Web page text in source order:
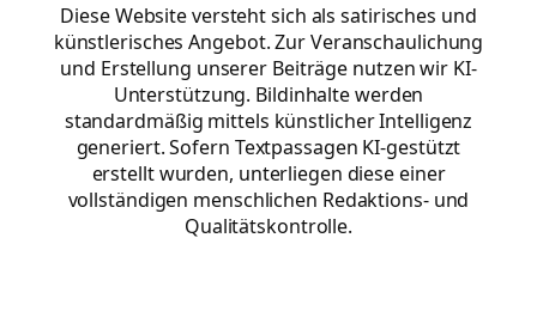
Diese Website versteht sich als satirisches und
künstlerisches Angebot. Zur Veranschaulichung
und Erstellung unserer Beiträge nutzen wir KI-
Unterstützung. Bildinhalte werden
standardmäßig mittels künstlicher Intelligenz
generiert. Sofern Textpassagen KI-gestützt
erstellt wurden, unterliegen diese einer
vollständigen menschlichen Redaktions- und
Qualitätskontrolle.